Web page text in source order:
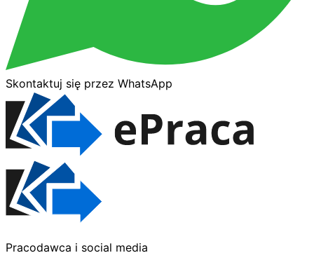
Skontaktuj się przez WhatsApp
Pracodawca i social media